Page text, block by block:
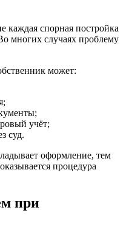
каждая спорная постройка
многих случаях проблему
может:
учёт;
суд.
оформление, тем
процедура
при